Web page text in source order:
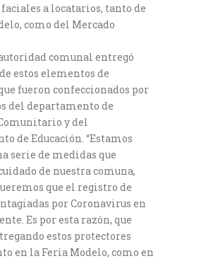
a locatarios, tanto de
como del Mercado
comunal entregó
estos elementos de
fueron confeccionados por
del departamento de
y del
de Educación. “Estamos
serie de medidas que
de nuestra comuna,
que el registro de
por Coronavirus en
Es por esta razón, que
estos protectores
en la Feria Modelo, como en